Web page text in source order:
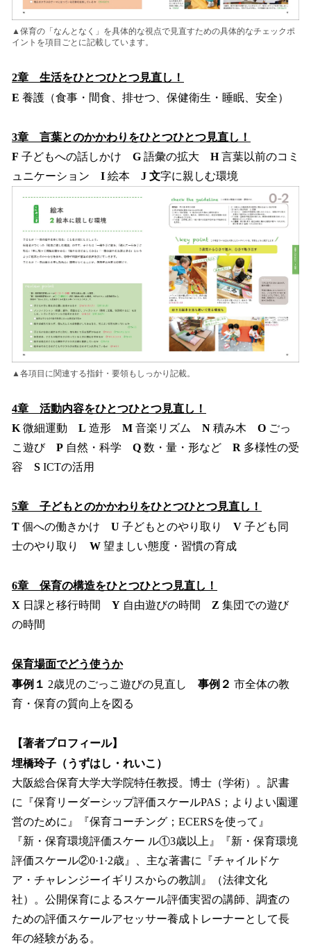
▲保育の「なんとなく」を具体的な視点で見直すための具体的なチェックポ
イントを項目ごとに記載しています。
2章 生活をひとつひとつ見直し！
E 養護（食事・間食、排せつ、保健衛生・睡眠、安全）
3章 言葉とのかかわりをひとつひとつ見直し！
F 子どもへの話しかけ G 語彙の拡大 H言葉以前のコミ
ュニケーション I 絵本 J 文字に親しむ環境
▲各項目に関連する指針・要領もしっかり記載。
4章 活動内容をひとつひとつ見直し！
K 微細運動 L 造形 M 音楽リズム N 積み木 O ごっ
こ遊び P 自然・科学 Q 数・量・形など R 多様性の受
容 S ICTの活用
5章 子どもとのかかわりをひとつひとつ見直し！
T 個への働きかけ U 子どもとのやり取り V 子ども同
士のやり取り W 望ましい態度・習慣の育成
6章 保育の構造をひとつひとつ見直し！
X 日課と移行時間 Y 自由遊びの時間 Z 集団での遊び
の時間
保育場面でどう使うか
事例１ 2歳児のごっこ遊びの見直し 事例２ 市全体の教
育・保育の質向上を図る
【著者プロフィール】
埋橋玲子（うずはし・れいこ）
大阪総合保育大学大学院特任教授。博士（学術）。訳書
に『保育リーダーシップ評価スケールPAS；よりよい園運
営のために』『保育コーチング；ECERSを使って』
『新・保育環境評価スケー ル①3歳以上』『新・保育環境
評価スケール②0·1·2歳』、主な著書に『チャイルドケ
ア・チャレンジーイギリスからの教訓』（法律文化
社）。公開保育によるスケール評価実習の講師、調査の
ための評価スケールアセッサー養成トレーナーとして長
年の経験がある。